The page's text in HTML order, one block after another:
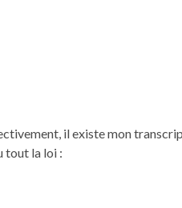
il existe mon
tout la loi :